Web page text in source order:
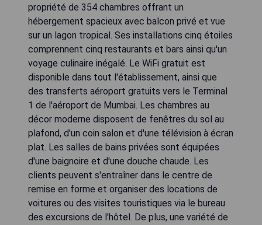
propriété de 354 chambres offrant un
hébergement spacieux avec balcon privé et vue
sur un lagon tropical. Ses installations cinq étoiles
comprennent cinq restaurants et bars ainsi qu'un
voyage culinaire inégalé. Le WiFi gratuit est
disponible dans tout l'établissement, ainsi que
des transferts aéroport gratuits vers le Terminal
1 de l'aéroport de Mumbai. Les chambres au
décor moderne disposent de fenêtres du sol au
plafond, d'un coin salon et d'une télévision à écran
plat. Les salles de bains privées sont équipées
d'une baignoire et d'une douche chaude. Les
clients peuvent s'entraîner dans le centre de
remise en forme et organiser des locations de
voitures ou des visites touristiques via le bureau
des excursions de l'hôtel. De plus, une variété de